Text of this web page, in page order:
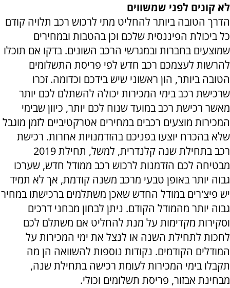
לא קונים לפני שמשווים
הדרך הטובה ביותר להחליט מתי לרכוש רכב תלויה קודם
כל ביכולת הפיננסית שלכם וכן בהטבות ובמחירים
שמוצעים בחברות ובמגרשי הרכב השונים. בדקו אם תוכלו
להרשות לעצמכם רכב חדש לפי פריסת התשלומים
הטובה ביותר, הון ראשוני שיש בידכם וכדומה. זכרו
שרכישת רכב בימי המכירות יכולה להשתלם לכם יותר
מאשר רכישת רכב במועד שנוח לכם יותר, כיוון שבימי
המכירות מוצעים רכבים במחירים אטרקטיביים לזמן מוגבל
שלא בהכרח יוצעו בפניכם בהזדמנויות אחרות. רכישת
רכב בתחילת שנה קלנדרית, למשל, תחילת 2019
מבטיחה לכם הזדמנות לרכוש רכב ממודל חדש, שערכו
גבוה יותר באופן טבעי מרכב משנה קודמת, אך לא תמיד
יש פיצ'רים במודל החדש שאכן משתלמים ברכישתו במחיר
גבוה יותר מהמודל הקודם. ניתן לבחון מבחני דרכים
וסקירות מקדימות על מנת להחליט אם משתלם לכם
לחכות לתחילת השנה או לנצל את ימי המכירות על
המודלים הקודמים. נקודות נוספות להשוואה הן מה
תקבלו בימי המכירות לעומת רכישה בתחילת שנה,
מבחינת אבזור, פריסת תשלומים וכולי.